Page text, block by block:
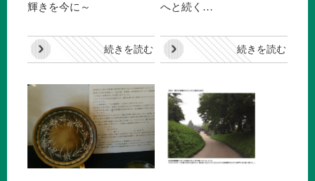
輝きを今に～
続きを読む
へと続く…
続きを読む